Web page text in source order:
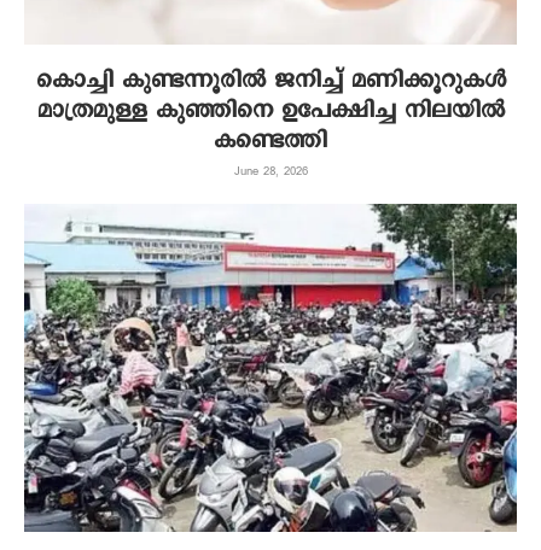
കൊച്ചി കുണ്ടന്നൂരില്‍ ജനിച്ച് മണിക്കൂറുകള്‍
മാത്രമുള്ള കുഞ്ഞിനെ ഉപേക്ഷിച്ച നിലയില്‍
കണ്ടെത്തി
June 28, 2026